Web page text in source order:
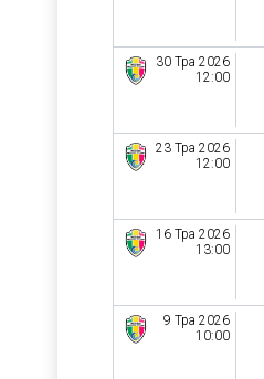
30 Тра 2026
12:00
23 Тра 2026
12:00
16 Тра 2026
13:00
9 Тра 2026
10:00